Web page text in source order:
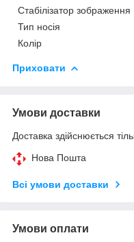
Стабілізатор зображення
Тип носія
Колір
Приховати
Умови доставки
Доставка здійснюється
Нова Пошта
Всі умови доставки
Умови оплати